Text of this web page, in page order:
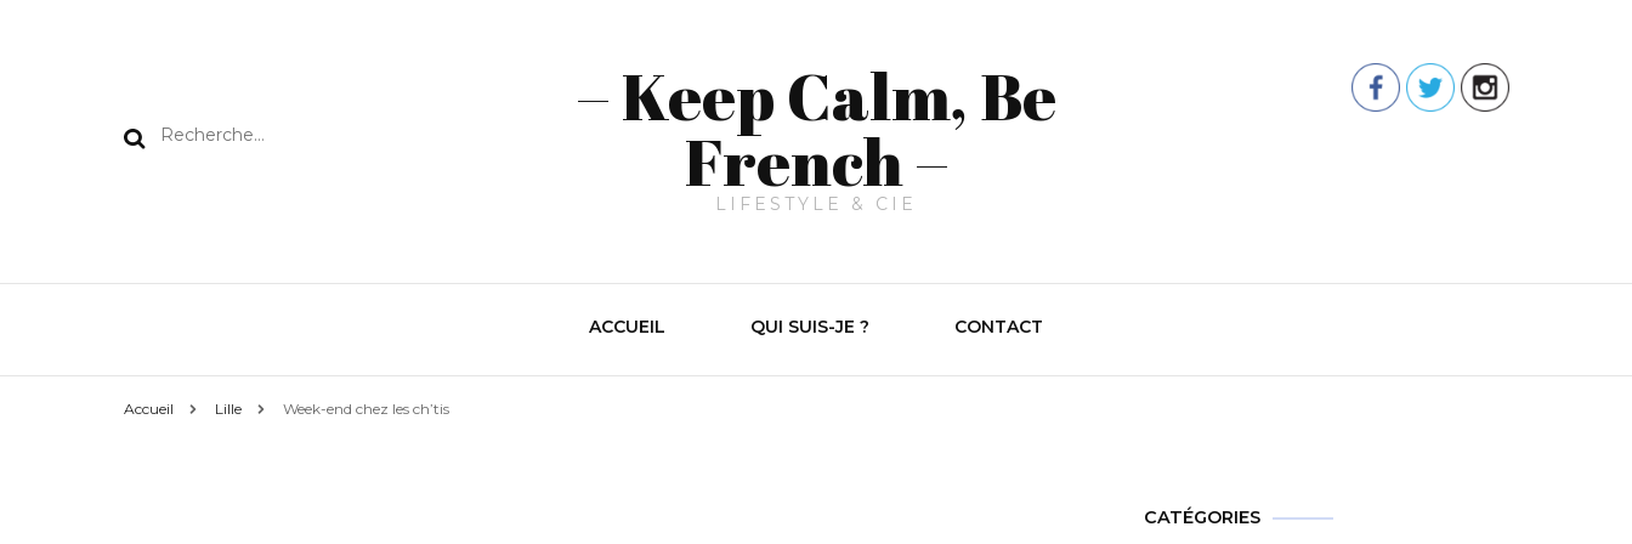
Rechercher : – Keep Calm, Be
French –
LIFESTYLE & CIE
ACCUEIL QUI SUIS-JE ? CONTACT
Accueil Lille Week-end chez les ch’tis
CATÉGORIES